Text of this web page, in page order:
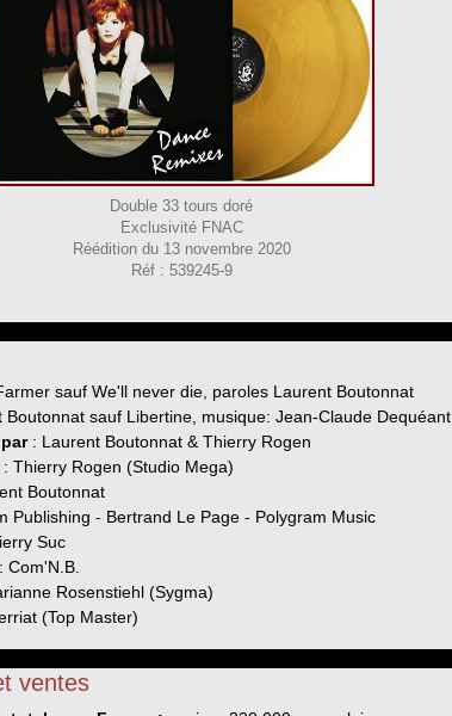
Double 33 tours doré
Exclusivité FNAC
Réédition du 13 novembre 2020
Réf : 539245-9
sauf We'll never die, paroles Laurent Boutonnat
Boutonnat sauf Libertine, musique: Jean-Claude Dequéant
: Laurent Boutonnat & Thierry Rogen
: Thierry Rogen (Studio Mega)
Boutonnat
Publishing - Bertrand Le Page - Polygram Music
Suc
: Com'N.B.
Rosenstiehl (Sygma)
(Top Master)
ventes